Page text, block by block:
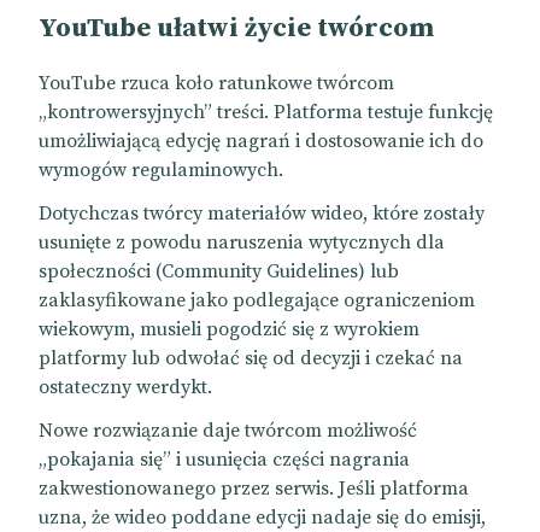
YouTube ułatwi życie twórcom
YouTube rzuca koło ratunkowe twórcom
„kontrowersyjnych” treści. Platforma testuje funkcję
umożliwiającą edycję nagrań i dostosowanie ich do
wymogów regulaminowych.
Dotychczas twórcy materiałów wideo, które zostały
usunięte z powodu naruszenia wytycznych dla
społeczności (Community Guidelines) lub
zaklasyfikowane jako podlegające ograniczeniom
wiekowym, musieli pogodzić się z wyrokiem
platformy lub odwołać się od decyzji i czekać na
ostateczny werdykt.
Nowe rozwiązanie daje twórcom możliwość
„pokajania się” i usunięcia części nagrania
zakwestionowanego przez serwis. Jeśli platforma
uzna, że wideo poddane edycji nadaje się do emisji,